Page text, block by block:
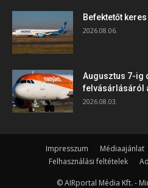
Befektetőt
2026.08.06.
Augusztus 7-ig
felvásárlásáról
2026.08.03.
Impresszum Médiaajánlat
Felhasználási feltételek
© AIRportal Média Kft. -